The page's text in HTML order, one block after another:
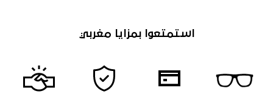
استمتعوا بمزايا مغربي